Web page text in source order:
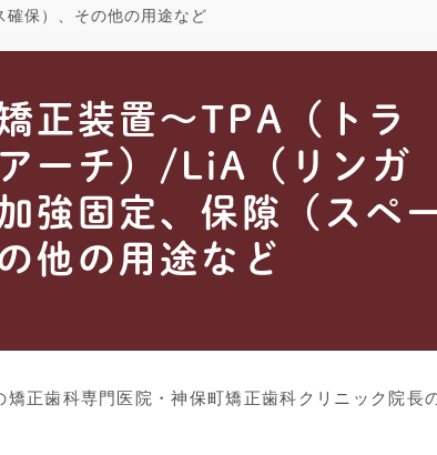
確保）、その他の用途など
正装置～TPA（トラ
ーチ）/LiA（リンガ
強固定、保隙（スペ
他の用途など
矯正歯科専門医院・神保町矯正歯科クリニック院長